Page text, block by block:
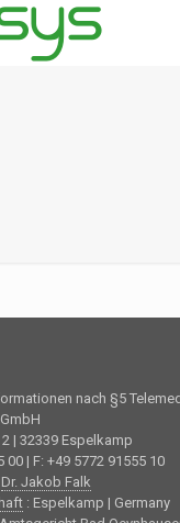
nach §5
2 | 32339 Espelkamp
00 | F: +49 5772 91555 10
Dr. Jakob Falk
: Espelkamp | Germany